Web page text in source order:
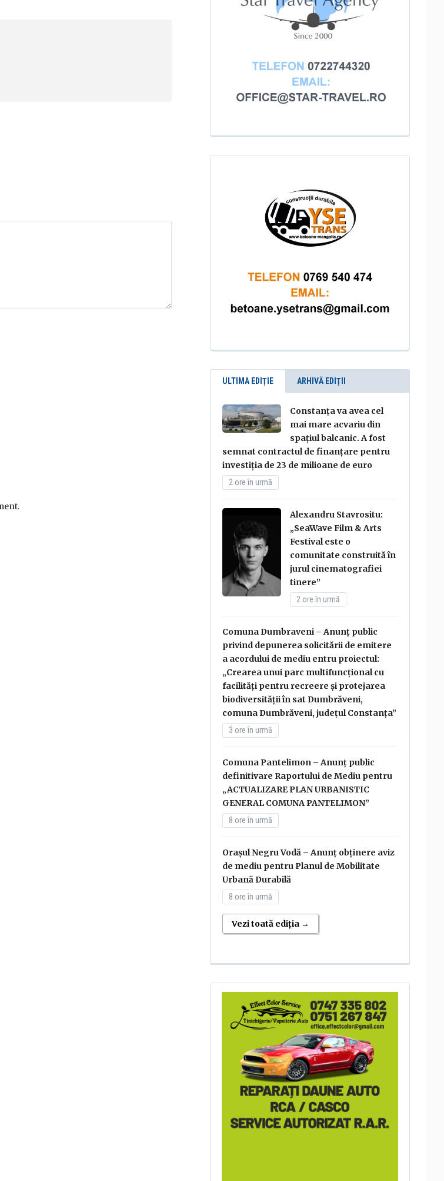
ULTIMA EDIȚIE ARHIVĂ EDIȚII
Constanța va avea cel
mai mare acvariu din
spațiul balcanic. A fost
semnat contractul de finanțare pentru
investiția de 23 de milioane de euro
2 ore în urmă
Alexandru Stavrositu:
„SeaWave Film & Arts
Festival este o
comunitate construită în
jurul cinematografiei
tinere”
2 ore în urmă
Comuna Dumbraveni – Anunț public
privind depunerea solicitării de emitere
a acordului de mediu entru proiectul:
„Crearea unui parc multifuncțional cu
facilități pentru recreere și protejarea
biodiversității în sat Dumbrăveni,
comuna Dumbrăveni, județul Constanța”
3 ore în urmă
Comuna Pantelimon – Anunț public
definitivare Raportului de Mediu pentru
„ACTUALIZARE PLAN URBANISTIC
GENERAL COMUNA PANTELIMON”
8 ore în urmă
Orașul Negru Vodă – Anunț obținere aviz
de mediu pentru Planul de Mobilitate
Urbană Durabilă
8 ore în urmă
Vezi toată ediția →